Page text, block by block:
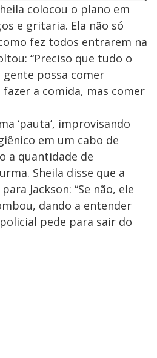
colocou o plano em
e gritaria. Ela não só
fez todos entrarem na
“Preciso que tudo o
gente possa comer
a comida, mas comer
‘pauta’, improvisando
em um cabo de
a quantidade de
Sheila disse que a
Jackson: “Se não, ele
dando a entender
pede para sair do